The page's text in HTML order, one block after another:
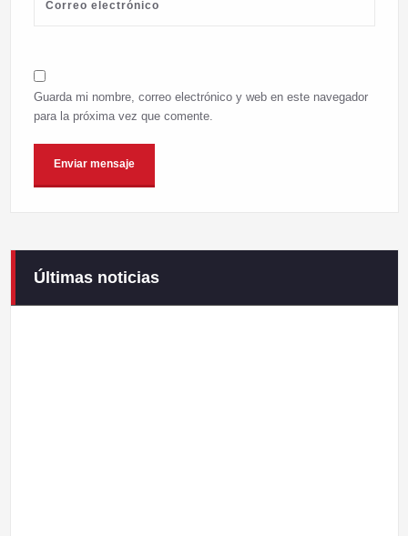
Guarda mi nombre, correo electrónico y web en este navegador
para la próxima vez que comente.
Últimas noticias
Campaneirus 2026